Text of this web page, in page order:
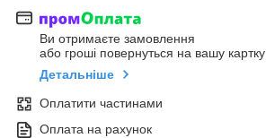
Ви отримаєте замовлення
або гроші повернуться на вашу картку
Детальніше
Оплатити частинами
Оплата на рахунок